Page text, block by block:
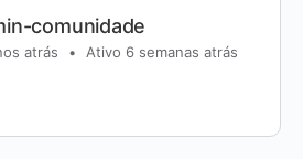
comunidade
atrás • Ativo 6 semanas atrás